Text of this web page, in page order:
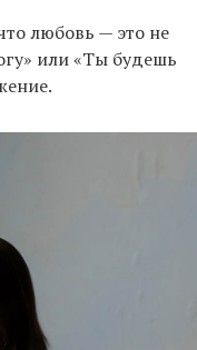
любовь — это не
или «Ты будешь